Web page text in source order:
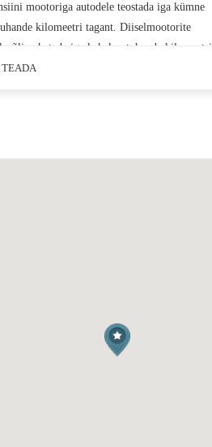
mootoriga autodele teostada iga kümne
kilomeetri tagant. Diiselmootorite
õli vahetada iga kaheksa tuhande kilomeetri